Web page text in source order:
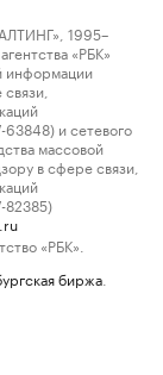
1995–
«РБК»
информации
и сетевого
массовой
в сфере связи,
82385)
«РБК».
биржа